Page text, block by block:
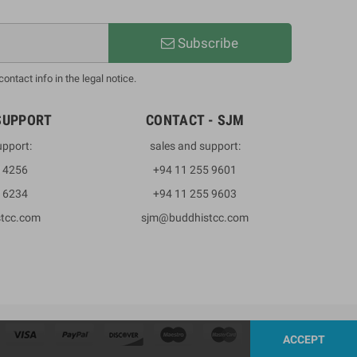
Subscribe
info in the legal notice.
4256
6234
CONTACT - SJM
sales and support:
+94 11 255 9601
+94 11 255 9603
sjm@buddhistcc.com
ACCEPT